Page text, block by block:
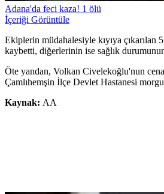
Adana'da feci kaza! 1 ölü
İçeriği Görüntüle
Ekiplerin müdahalesiyle kıyıya çıkarılan
kaybetti, diğerlerinin ise sağlık
Öte yandan, Volkan Civelekoğlu'nun
Çamlıhemşin İlçe Devlet Hastanesi
Kaynak: AA